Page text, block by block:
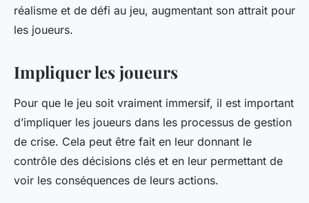
réalisme et de défi au jeu, augmentant son attrait pour
les joueurs.
Impliquer les joueurs
Pour que le jeu soit vraiment immersif, il est important
d’impliquer les joueurs dans les processus de gestion
de crise. Cela peut être fait en leur donnant le
contrôle des décisions clés et en leur permettant de
voir les conséquences de leurs actions.